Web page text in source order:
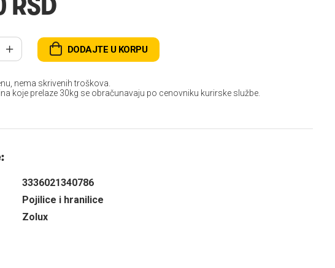
DODAJTE U KORPU
nema skrivenih troškova.
koje prelaze 30kg se obračunavaju po cenovniku kurirske službe.
3336021340786
Pojilice i hranilice
Zolux